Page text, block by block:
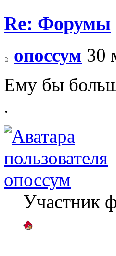
Re: Форумы
опоссум 30
Ему бы
.
опоссум
Участник